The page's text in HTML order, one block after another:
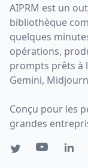
AIPRM est un
bibliothèque
quelques
opérations,
prompts prêts à
Gemini,
Conçu pour les
grandes